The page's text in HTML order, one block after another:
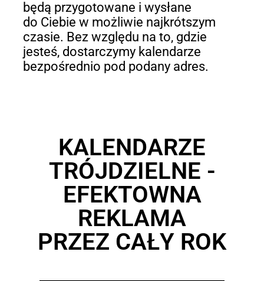
będą przygotowane i wysłane
do Ciebie w możliwie najkrótszym
czasie. Bez względu na to, gdzie
jesteś, dostarczymy kalendarze
bezpośrednio pod podany adres.
KALENDARZE
TRÓJDZIELNE -
EFEKTOWNA
REKLAMA
PRZEZ CAŁY ROK